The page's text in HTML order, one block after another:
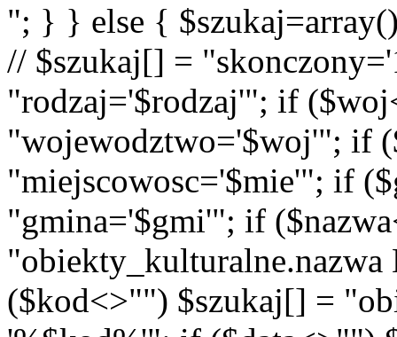
"; } } else {
// $szukaj[] =
"rodzaj='$rodzaj'"; if
"wojewodztwo='$woj'"; if
"miejscowosc='$mie'"; if
"gmina='$gmi'"; if
($kod<>"") $szukaj[] =